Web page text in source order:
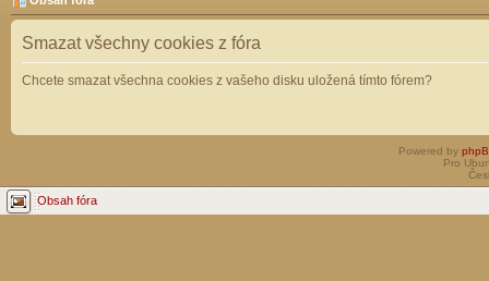
Smazat všechny cookies z fóra
Chcete smazat všechna cookies z vašeho disku uložená tímto fórem?
Powered by
Pro
Obsah fóra